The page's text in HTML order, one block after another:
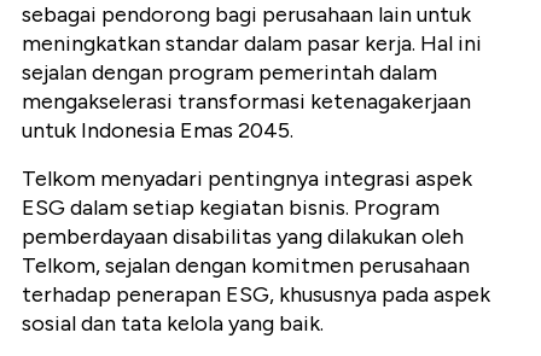
sebagai pendorong bagi perusahaan lain untuk
meningkatkan standar dalam pasar kerja. Hal ini
sejalan dengan program pemerintah dalam
mengakselerasi transformasi ketenagakerjaan
untuk Indonesia Emas 2045.
Telkom menyadari pentingnya integrasi aspek
ESG dalam setiap kegiatan bisnis. Program
pemberdayaan disabilitas yang dilakukan oleh
Telkom, sejalan dengan komitmen perusahaan
terhadap penerapan ESG, khususnya pada aspek
sosial dan tata kelola yang baik.